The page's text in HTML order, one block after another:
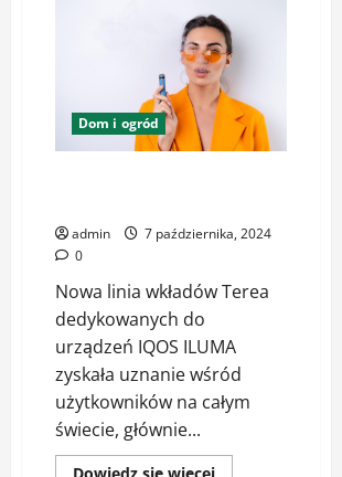
kwasoodporne
–
czym
się
charakteryzują
i
jak
są
wykorzystywane?
Dom i ogród
admin
7 października, 2024
0
Nowa linia wkładów Terea
dedykowanych do
urządzeń IQOS ILUMA
zyskała uznanie wśród
użytkowników na całym
świecie, głównie...
Dowiedz